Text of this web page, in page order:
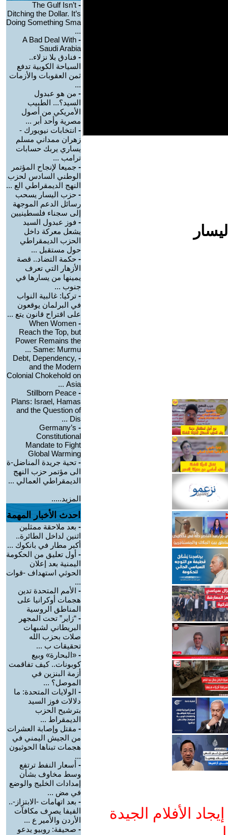
الأفلام الجيدة
-
The Gulf Isn’t
Ditching the Dollar. It’s
Doing Something Sma
...
-
A Bad Deal With
Saudi Arabia
- فنادق بلا نزلاء..
السياحة الكوبية تدفع
ثمن العقوبات والأزمات
...
- من هو عبدول
السيد؟... الطبيب
الأمريكي من أصول
مصرية وأحد أبر ...
- انتخابات نيويورك -
زهران ممداني مسلم
يساري يربك حسابات
ترامب ...
- جميعا لإنجاح المؤتمر
الوطني السادس لحزب
النهج الديمقراطي الع ...
- حزب اليسار يسحب
رسائل الدعم الموجهة
إلى سجناء فلسطينيين
- فوز عبدول السيد
يشعل معركة داخل
الحزب الديمقراطي
حول مستقبل ...
- حكمة التضاد.. قصة
الأزهار التي تعرف
يمينها من يسارها في
جنوب ...
- تركيا: غالبية النواب
في البرلمان يوقعون
على اقتراح قانون يتع ...
-
When Women
Reach the Top, but
Power Remains the
Same: Murmu ...
-
Debt, Dependency,
and the Modern
Colonial Chokehold on
Asia ...
-
Stillborn Peace
Plans: Israel, Hamas
and the Question of
Dis ...
-
Germany’s
Constitutional
Mandate to Fight
Global Warming
- تحية جريدة المناضل-ة
الى مؤتمر حزب النهج
الديمقراطي العمالي ...
المزيد.....
احدث الأخبار المهمة
- بعد ملاحقة ممثلين
اثنين لداخل الطائرة..
أكبر مطار في بانكوك ...
- أول تعليق من الحكومة
اليمنية بعد إعلان
الحوثي استهداف -قوات
...
- الأمم المتحدة تدين
هجمات أوكرانيا على
المناطق الروسية
- “زاير” تحت المجهر
البريطاني لشبهات
صلات بحزب الله
تحقيقات ب ...
- «البحارة» وبيع
كوبونات.. كيف تفاقمت
أزمة البنزين في
الموصل؟ ...
- الولايات المتحدة: ما
دلالات فوز السيد
بترشيح الحزب
الديمقراط ...
- مقتل وإصابة العشرات
من الجيش اليمني في
هجمات تبناها الحوثيون
...
- أسعار النفط ترتفع
وسط مخاوف بشأن
إمدادات الخليج والوضع
في مض ...
- بعد اتهامات -الابتزاز-..
الفيفا يصرف مكافآت
الأردن والأمير ع ...
- صحيفة: روبيو يدعو